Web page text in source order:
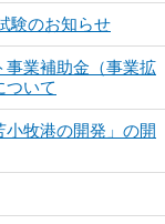
験のお知らせ
事業補助金（事業拡
ついて
牧港の開発」の開